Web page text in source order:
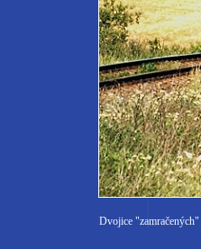
Dvojice "zamračených"